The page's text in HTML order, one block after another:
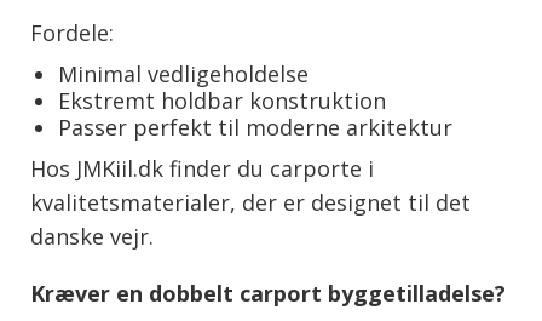
Fordele:
Minimal vedligeholdelse
Ekstremt holdbar konstruktion
Passer perfekt til moderne arkitektur
Hos JMKiil.dk finder du carporte i
kvalitetsmaterialer, der er designet til det
danske vejr.
Kræver en dobbelt carport byggetilladelse?